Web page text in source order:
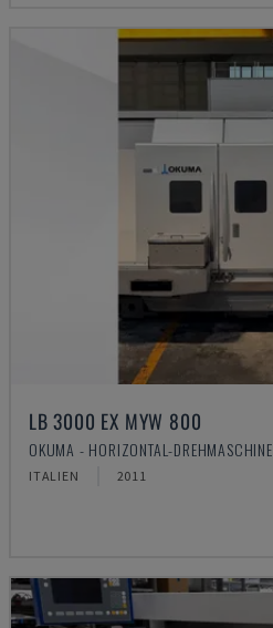
LB 3000 EX MYW 800
OKUMA - HORIZONTAL-DREHMASCHINE
ITALIEN 2011